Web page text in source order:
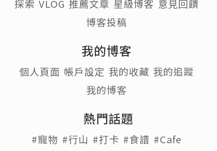
探索 VLOG 推薦文章 星級博客 意見回饋
博客投稿
我的博客
個人頁面 帳戶設定 我的收藏 我的追蹤
我的博客
熱門話題
#寵物 #行山 #打卡 #食譜 #Cafe